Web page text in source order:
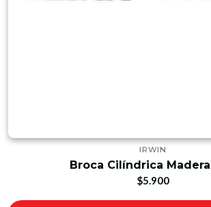
IRWIN
Broca Cilíndrica Madera
$5.900